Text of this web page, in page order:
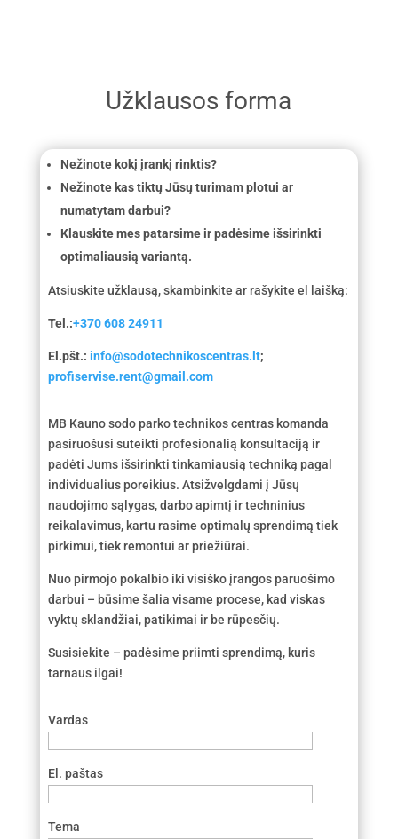
Užklausos forma
Nežinote kokį įrankį rinktis?
Nežinote kas tiktų Jūsų turimam plotui ar
numatytam darbui?
Klauskite mes patarsime ir padėsime išsirinkti
optimaliausią variantą.
Atsiuskite užklausą, skambinkite ar rašykite el laišką:
Tel.:+370 608 24911
El.pšt.: info@sodotechnikoscentras.lt;
profiservise.rent@gmail.com
MB Kauno sodo parko technikos centras komanda
pasiruošusi suteikti profesionalią konsultaciją ir
padėti Jums išsirinkti tinkamiausią techniką pagal
individualius poreikius. Atsižvelgdami į Jūsų
naudojimo sąlygas, darbo apimtį ir techninius
reikalavimus, kartu rasime optimalų sprendimą tiek
pirkimui, tiek remontui ar priežiūrai.
Nuo pirmojo pokalbio iki visiško įrangos paruošimo
darbui – būsime šalia visame procese, kad viskas
vyktų sklandžiai, patikimai ir be rūpesčių.
Susisiekite – padėsime priimti sprendimą, kuris
tarnaus ilgai!
Vardas
El. paštas
Tema